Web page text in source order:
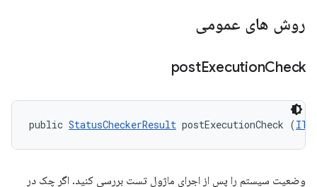
روش های عمومی
postExecutionCheck
public StatusCheckerResult postExecutionCheck (
وضعیت سیستم را پس از اجرای ماژول تست بررسی کنید. اگر چک در